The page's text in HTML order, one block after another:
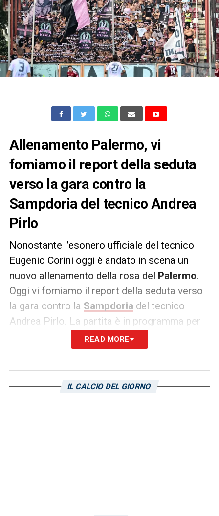
Allenamento Palermo, vi
forniamo il report della seduta
verso la gara contro la
Sampdoria del tecnico Andrea
Pirlo
Nonostante l’esonero ufficiale del tecnico
Eugenio Corini oggi è andato in scena un
nuovo allenamento della rosa del Palermo.
Oggi vi forniamo il report della seduta verso
la gara contro la Sampdoria del tecnico
Andrea Pirlo. La partita è in programma per
le 1ìore 16:15 di sabato 6 aprile 2024,
presso lo stadio Renzo Barbera.
Allenamento pomeridiano oggi al Palermo
READ MORE
IL CALCIO DEL GIORNO